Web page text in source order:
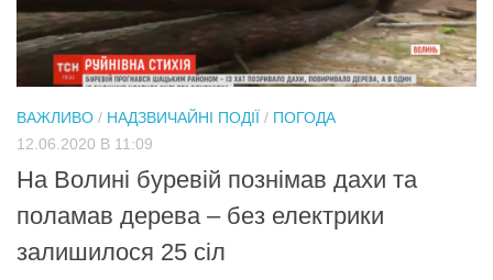
ВАЖЛИВО / НАДЗВИЧАЙНІ ПОДІЇ / ПОГОДА
12.06.2020 В 11:09
На Волині буревій познімав дахи та
поламав дерева – без електрики
залишилося 25 сіл